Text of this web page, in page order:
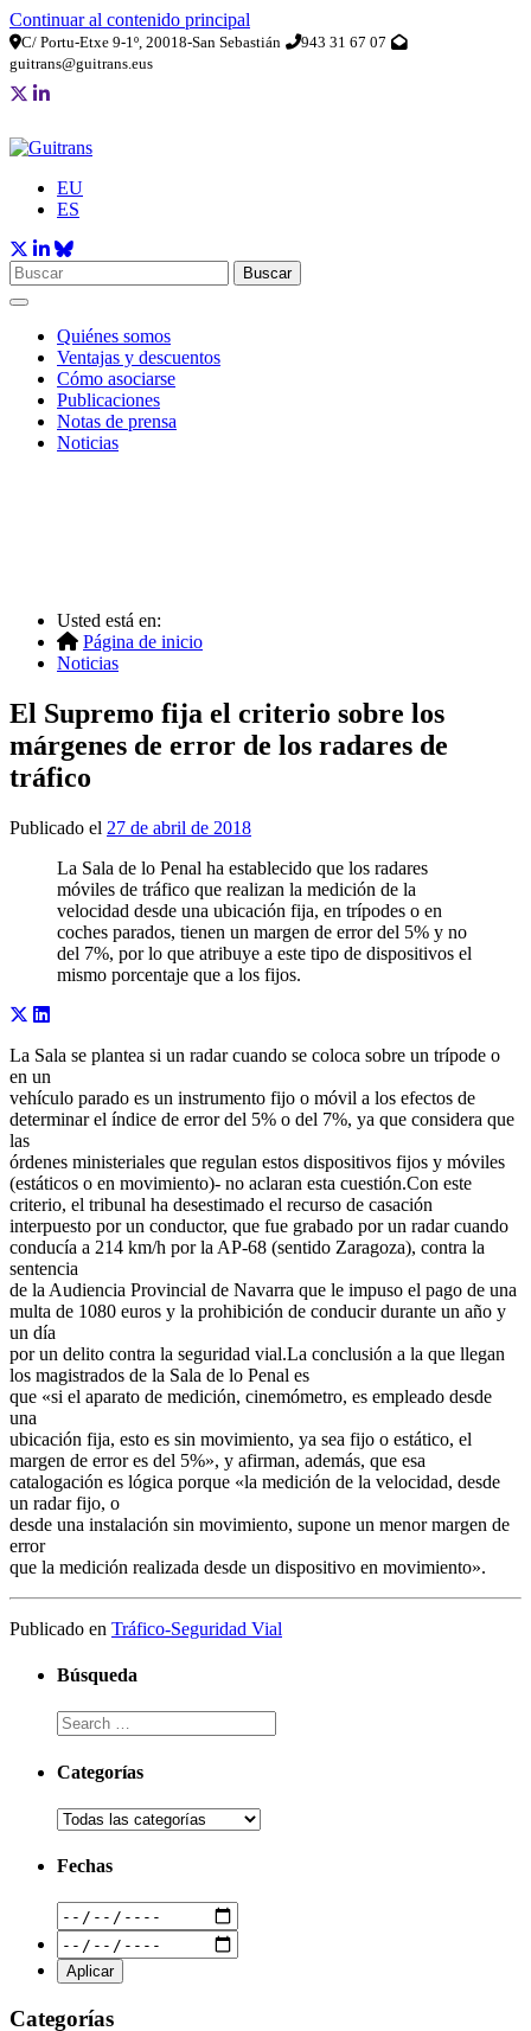
Continuar al contenido principal
C/ Portu-Etxe 9-1º, 20018-San Sebastián
943 31 67 07
guitrans@guitrans.eus
EU
ES
Buscar
Quiénes somos
Ventajas y descuentos
Cómo asociarse
Publicaciones
Notas de prensa
Noticias
Usted está en:
Página de inicio
Noticias
El Supremo fija el criterio sobre los
márgenes de error de los radares de
tráfico
Publicado el 27 de abril de 2018
La Sala de lo Penal ha establecido que los radares
móviles de tráfico que realizan la medición de la
velocidad desde una ubicación fija, en trípodes o en
coches parados, tienen un margen de error del 5% y no
del 7%, por lo que atribuye a este tipo de dispositivos el
mismo porcentaje que a los fijos.
La Sala se plantea si un radar cuando se coloca sobre un trípode o
en un
vehículo parado es un instrumento fijo o móvil a los efectos de
determinar el índice de error del 5% o del 7%, ya que considera que
las
órdenes ministeriales que regulan estos dispositivos fijos y móviles
(estáticos o en movimiento)- no aclaran esta cuestión.Con este
criterio, el tribunal ha desestimado el recurso de casación
interpuesto por un conductor, que fue grabado por un radar cuando
conducía a 214 km/h por la AP-68 (sentido Zaragoza), contra la
sentencia
de la Audiencia Provincial de Navarra que le impuso el pago de una
multa de 1080 euros y la prohibición de conducir durante un año y
un día
por un delito contra la seguridad vial.La conclusión a la que llegan
los magistrados de la Sala de lo Penal es
que «si el aparato de medición, cinemómetro, es empleado desde
una
ubicación fija, esto es sin movimiento, ya sea fijo o estático, el
margen de error es del 5%», y afirman, además, que esa
catalogación es lógica porque «la medición de la velocidad, desde
un radar fijo, o
desde una instalación sin movimiento, supone un menor margen de
error
que la medición realizada desde un dispositivo en movimiento».
Publicado en Tráfico-Seguridad Vial
Búsqueda
Categorías
Fechas
Categorías